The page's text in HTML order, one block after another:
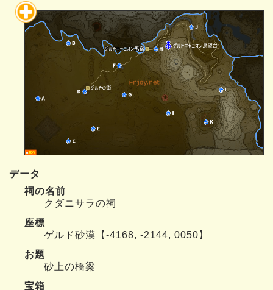
データ
祠の名前
クダニサラの祠
座標
ゲルド砂漠【-4168, -2144, 0050】
お題
砂上の橋梁
宝箱